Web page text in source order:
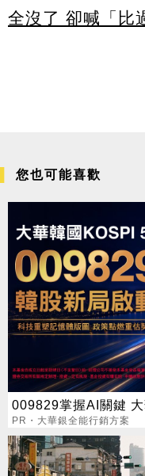
全沒了 卻喊「比
您也可能喜歡
009829掌握AI關鍵
PR・大華銀全能行銷方案